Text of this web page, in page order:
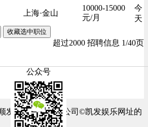
上海·金山
10000-15000
元/月
今
天
收藏选中职位
超过2000 招聘信息 1/40页
发网络科技有限公司©凯发娱乐网址的
公众号